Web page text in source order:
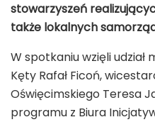
stowarzyszeń
także lokalnych
W spotkaniu wzięli udział
Kęty Rafał Ficoń,
Oświęcimskiego Teresa
programu z Biura